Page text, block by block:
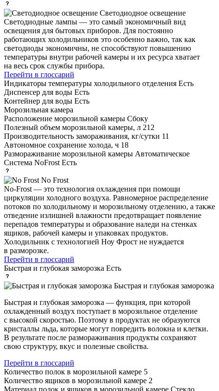
Светодиодное освещение
Светодиодные лампы — это самый экономичный вид
освещения для бытовых приборов. Для постоянно
работающих холодильников это особенно важно, так как
светодиоды экономичны, не способствуют повышению
температуры внутри рабочей камеры и их ресурса хватает
на весь срок службы прибора.
Перейти в глоссарий
Индикаторы температуры холодильного отделения Есть
Диспенсер для воды Есть
Контейнер для воды Есть
Морозильная камера
Расположение морозильной камеры Сбоку
Полезный объем морозильной камеры, л 212
Производительность замораживания, кг/сутки 11
Автономное сохранение холода, ч 18
Размораживание морозильной камеры Автоматическое
Система NoFrost Есть
No Frost
No-Frost — это технология охлаждения при помощи
циркуляции холодного воздуха. Равномерное распределение
потоков по холодильному и морозильному отделению, а также
отведение излишней влажности предотвращает появление
перепадов температуры и образование наледи на стенках
ящиков, рабочей камеры и упаковках продуктов.
Холодильник с технологией Ноу Фрост не нуждается
в разморозке.
Перейти в глоссарий
Быстрая и глубокая заморозка Есть
Быстрая и глубокая заморозка
Быстрая и глубокая заморозка — функция, при которой
охлажденный воздух поступает в морозильное отделение
с высокой скоростью. Поэтому в продуктах не образуются
кристаллы льда, которые могут повредить волокна и клетки.
В результате после размораживания продукты сохраняют
свою структуру, вкус и полезные свойства.
Перейти в глоссарий
Количество полок в морозильной камере 5
Количество ящиков в морозильной камере 2
Материал полок и ящиков в морозильной камере Стекло